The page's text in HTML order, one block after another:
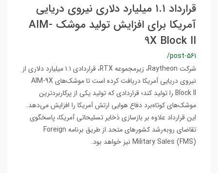
قرارداد ۱.۱ میلیارد دلاری نیروی دریایی
آمریکا برای افزایش تولید موشک AIM-
9X Block II
/post-561
شرکت Raytheon، زیرمجموعه RTX، قراردادی ۱.۱ میلیارد دلاری از
نیروی دریایی آمریکا دریافت کرده است تا موشک‌های AIM-9X
Block II را تولید کند؛ قراردادی که تولید یکی از پرکاربردترین
موشک‌های کوتاه‌برد دفاع هوایی ارتش آمریکا را افزایش می‌دهد.
این قرارداد علاوه بر بازسازی ذخایر تسلیحاتی آمریکا، پاسخگوی
تقاضای رو‌به‌رشد کشورهای متحد از طریق برنامه Foreign
Military Sales (FMS) نیز خواهد بود.